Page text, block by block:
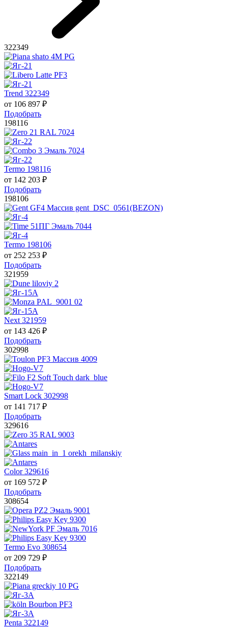
322349
Trend 322349
от 106 897 ₽
Подобрать
198116
Termo 198116
от 142 203 ₽
Подобрать
198106
Termo 198106
от 252 253 ₽
Подобрать
321959
Next 321959
от 143 426 ₽
Подобрать
302998
Smart Lock 302998
от 141 717 ₽
Подобрать
329616
Color 329616
от 169 572 ₽
Подобрать
308654
Termo Evo 308654
от 209 729 ₽
Подобрать
322149
Penta 322149